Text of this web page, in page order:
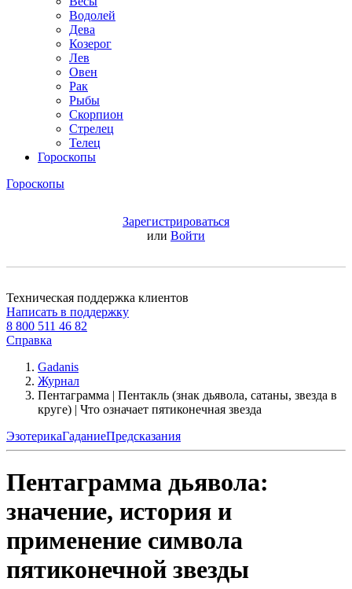
Водолей
Дева
Козерог
Лев
Овен
Рак
Рыбы
Скорпион
Стрелец
Телец
Гороскопы
Гороскопы
Зарегистрироваться
или Войти
Техническая поддержка клиентов
Написать в поддержку
8 800 511 46 82
Справка
Gadanis
Журнал
Пентаграмма | Пентакль (знак дьявола, сатаны, звезда в
круге) | Что означает пятиконечная звезда
ЭзотерикаГаданиеПредсказания
Пентаграмма дьявола:
значение, история и
применение символа
пятиконечной звезды